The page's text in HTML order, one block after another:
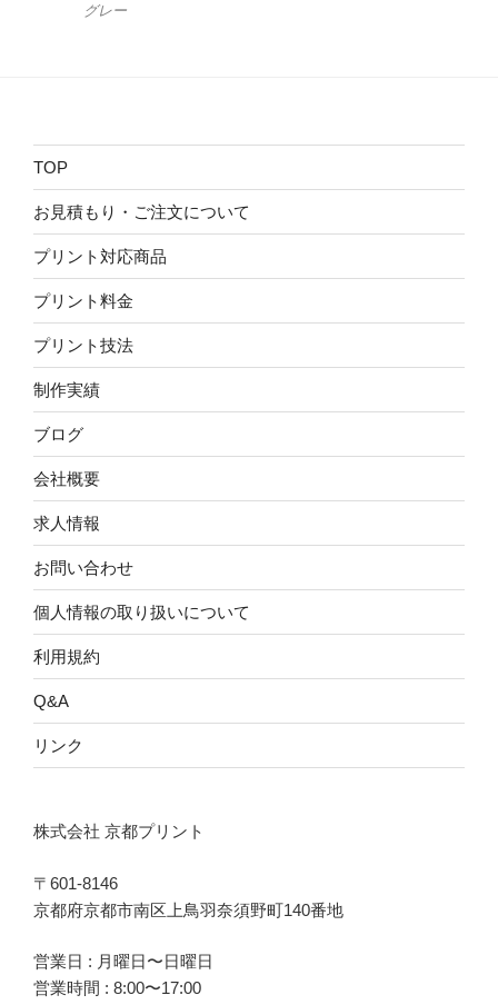
グレー
TOP
お見積もり・ご注文について
プリント対応商品
プリント料金
プリント技法
制作実績
ブログ
会社概要
求人情報
お問い合わせ
個人情報の取り扱いについて
利用規約
Q&A
リンク
株式会社 京都プリント
〒601-8146
京都府京都市南区上鳥羽奈須野町140番地
営業日 : 月曜日〜日曜日
営業時間 : 8:00〜17:00